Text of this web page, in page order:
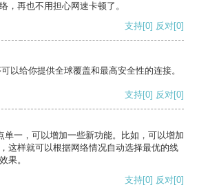
，再也不用担心网速卡顿了。
支持[0] 反对[0]
以给你提供全球覆盖和最高安全性的连接。
支持[0] 反对[0]
单一，可以增加一些新功能。比如，可以增加
这样就可以根据网络情况自动选择最优的线
果。
支持[0] 反对[0]